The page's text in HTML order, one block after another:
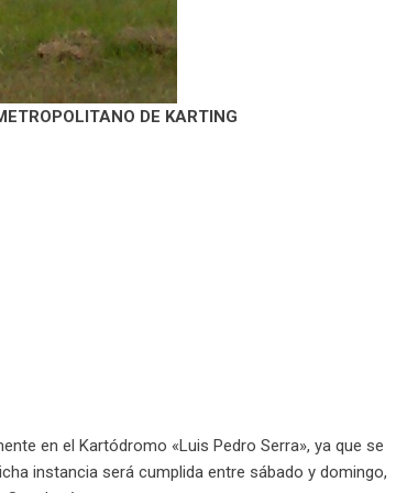
DE KARTING
en el Kartódromo «Luis Pedro Serra», ya que se
instancia será cumplida entre sábado y domingo,